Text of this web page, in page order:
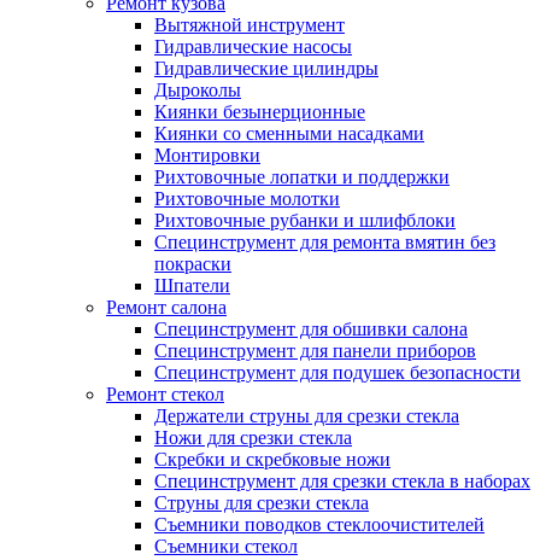
Вытяжной инструмент
Гидравлические насосы
Гидравлические цилиндры
Дыроколы
Киянки безынерционные
Киянки со сменными насадками
Монтировки
Рихтовочные лопатки и поддержки
Рихтовочные молотки
Рихтовочные рубанки и шлифблоки
Специнструмент для ремонта вмятин без
покраски
Шпатели
Ремонт салона
Специнструмент для обшивки салона
Специнструмент для панели приборов
Специнструмент для подушек безопасности
Ремонт стекол
Держатели струны для срезки стекла
Ножи для срезки стекла
Скребки и скребковые ножи
Специнструмент для срезки стекла в наборах
Струны для срезки стекла
Съемники поводков стеклоочистителей
Съемники стекол